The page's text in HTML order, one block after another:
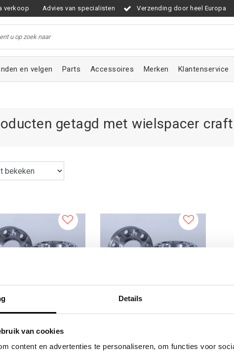
Details
van cookies
content en advertenties te personaliseren, om functies voor
verkoop Advies van specialisten Verzending door heel Europa
en velgen Parts Accessoires Merken Klantenservice
getagd met wielspacer
SPRINTER VW
CRAFTER 6x130
CRAFTER 6x130